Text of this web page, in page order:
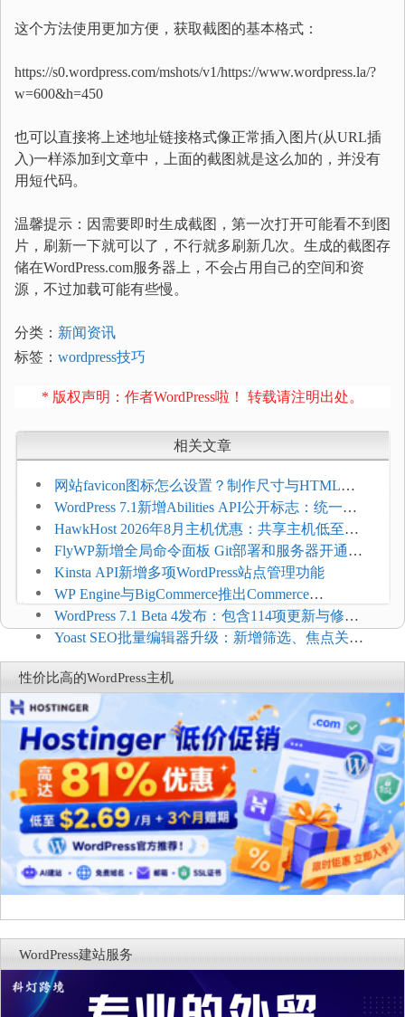
这个方法使用更加方便，获取截图的基本格式：
https://s0.wordpress.com/mshots/v1/https://www.wordpress.la/?
w=600&h=450
也可以直接将上述地址链接格式像正常插入图片(从URL插
入)一样添加到文章中，上面的截图就是这么加的，并没有
用短代码。
温馨提示：因需要即时生成截图，第一次打开可能看不到图
片，刷新一下就可以了，不行就多刷新几次。生成的截图存
储在WordPress.com服务器上，不会占用自己的空间和资
源，不过加载可能有些慢。
分类： 新闻资讯
标签： wordpress技巧
* 版权声明：作者WordPress啦！ 转载请注明出处。
相关文章
网站favicon图标怎么设置？制作尺寸与HTML添
加方法
WordPress 7.1新增Abilities API公开标志：统一支
持REST API、MCP与AI代理
HawkHost 2026年8月主机优惠：共享主机低至
$2.61/月，高性能主机同步折扣
FlyWP新增全局命令面板 Git部署和服务器开通更
方便
Kinsta API新增多项WordPress站点管理功能
WP Engine与BigCommerce推出Commerce
Connect：WordPress商店可保留前台体验并扩展电
商能力
WordPress 7.1 Beta 4发布：包含114项更新与修
复，仅建议在测试环境体验
Yoast SEO批量编辑器升级：新增筛选、焦点关键
词与AI元数据草稿
性价比高的WordPress主机
WordPress建站服务